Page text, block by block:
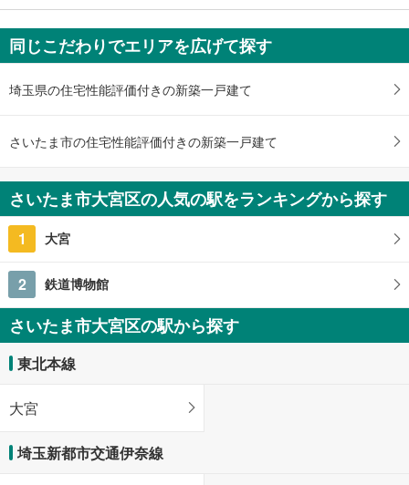
同じこだわりでエリアを広げて探す
埼玉県の住宅性能評価付きの新築一戸建て
さいたま市の住宅性能評価付きの新築一戸建て
さいたま市大宮区の人気の駅をランキングから探す
1 大宮
2 鉄道博物館
さいたま市大宮区の駅から探す
東北本線
大宮
埼玉新都市交通伊奈線